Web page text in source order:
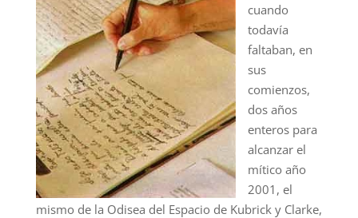
cuando
todavía
faltaban, en
sus
comienzos,
dos años
enteros para
alcanzar el
mítico año
2001, el
mismo de la Odisea del Espacio de Kubrick y Clarke,